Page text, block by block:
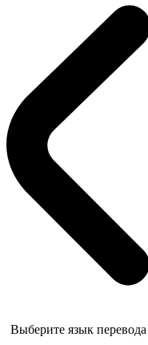
Выберите язык перевода